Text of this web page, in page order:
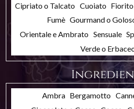
Cipriato o Talcato Cuoiato
Fumè Gourmand o
Orientale e Ambrato Sensuale
Verde o
Ambra Bergamotto